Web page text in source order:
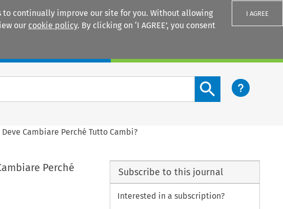
continually improve our site for you. Without allowing
our cookie policy. By clicking on ‘I AGREE’, you consent
I AGREE
Search content button
Cambiare Perché Tutto Cambi?
Perché
Subscribe to this journal
Interested in a subscription?